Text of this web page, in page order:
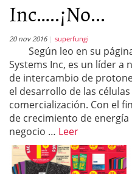
Inc…..¡No...
20 nov 2016 superfungi
Según leo en su
Systems Inc, es un líder a
de intercambio de
el desarrollo de las
comercialización. Con el
de crecimiento de
negocio … Leer